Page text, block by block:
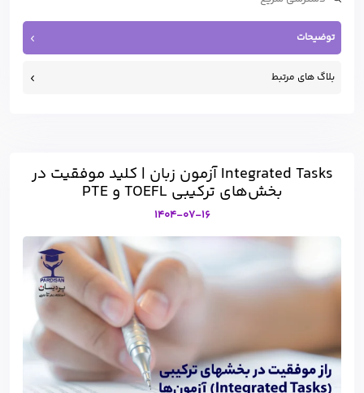
Integrated Tasks آزمون زبان | کلید موفقیت در
بخش‌های ترکیبی TOEFL و PTE
1404-07-16
توضیحات
بلاگ های مرتبط